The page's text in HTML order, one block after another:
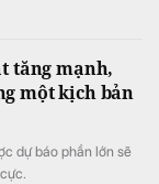
tăng mạnh,
một kịch bản
dự báo phần lớn sẽ